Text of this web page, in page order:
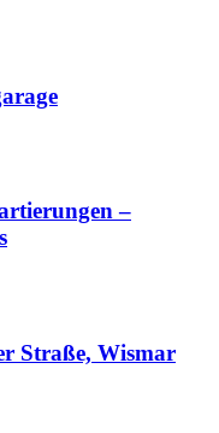
–
Straße, Wismar